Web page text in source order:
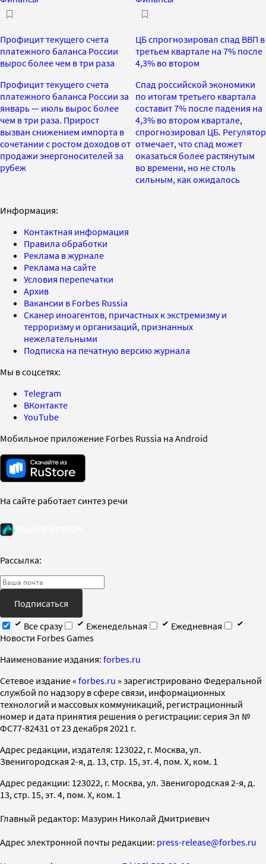
Профицит текущего счета
платежного баланса России
вырос более чем в три раза
Профицит текущего счета
платежного баланса России за
январь — июль вырос более
чем в три раза. Прирост
вызван снижением импорта в
сочетании с ростом доходов от
продажи энергоносителей за
рубеж
ЦБ спрогнозировал спад ВВП в
третьем квартале на 7% после
4,3% во втором
Спад российской экономики
по итогам третьего квартала
составит 7% после падения на
4,3% во втором квартале,
спрогнозировал ЦБ. Регулятор
отмечает, что спад может
оказаться более растянутым
во времени, но не столь
сильным, как ожидалось
Информация:
Контактная информация
Правила обработки
Реклама в журнале
Реклама на сайте
Условия перепечатки
Архив
Вакансии в Forbes Russia
Сканер иноагентов, причастных к экстремизму и
терроризму и организаций, признанных
нежелательными
Подписка на печатную версию журнала
Мы в соцсетях:
Telegram
ВКонтакте
YouTube
Мобильное приложение Forbes Russia на Android
На сайте работает синтез речи
Рассылка:
Подписаться
Все сразу
Еженедельная
Ежедневная
Новости Forbes Games
Наименование издания: forbes.ru
Cетевое издание « forbes.ru » зарегистрировано Федеральной
службой по надзору в сфере связи, информационных
технологий и массовых коммуникаций, регистрационный
номер и дата принятия решения о регистрации: серия Эл №
ФС77-82431 от 23 декабря 2021 г.
Адрес редакции, издателя: 123022, г. Москва, ул.
Звенигородская 2-я, д. 13, стр. 15, эт. 4, пом. X, ком. 1
Адрес редакции: 123022, г. Москва, ул. Звенигородская 2-я, д.
13, стр. 15, эт. 4, пом. X, ком. 1
Главный редактор: Мазурин Николай Дмитриевич
Адрес электронной почты редакции: press-release@forbes.ru